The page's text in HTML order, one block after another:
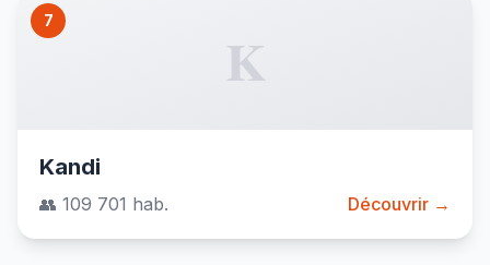
7
K
Kandi
👥 109 701 hab. Découvrir →